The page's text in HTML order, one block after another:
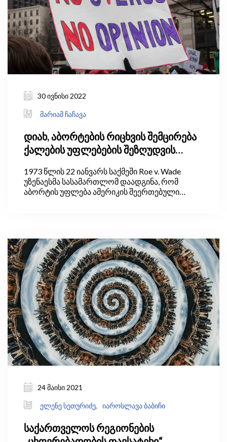
30 ივნისი 2022
მარიამ ჩაჩავა
დიახ, აბორტების რიცხვის შემცირება
ქალების უფლებების შეზღუდვის
1973 წლის 22 იანვარს საქმეში Roe v. Wade
უზენაესმა სასამართლომ დაადგინა, რომ
აბორტის უფლება ამერიკის შეერთებული
შეზღუდვა.
24 მაისი 2021
ელენე სეთურიძე, იაროსლავა ბაბიჩი
საქართველოს რეგიონების